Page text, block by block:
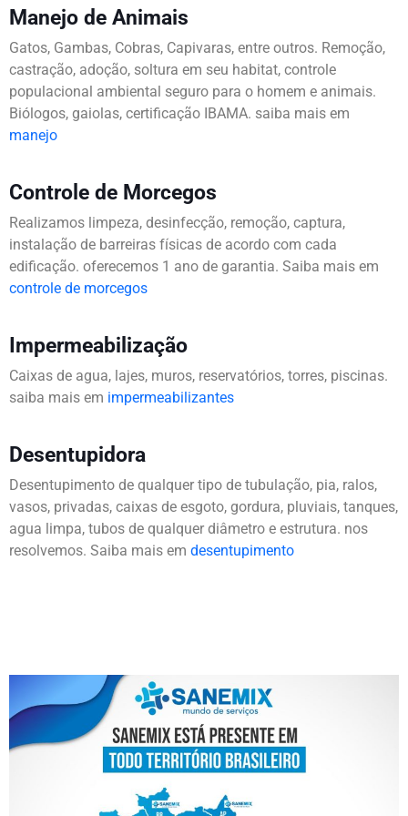
Manejo de Animais
Gatos, Gambas, Cobras, Capivaras, entre outros. Remoção,
castração, adoção, soltura em seu habitat, controle
populacional ambiental seguro para o homem e animais.
Biólogos, gaiolas, certificação IBAMA. saiba mais em
manejo
Controle de Morcegos
Realizamos limpeza, desinfecção, remoção, captura,
instalação de barreiras físicas de acordo com cada
edificação. oferecemos 1 ano de garantia. Saiba mais em
controle de morcegos
Impermeabilização
Caixas de agua, lajes, muros, reservatórios, torres, piscinas.
saiba mais em impermeabilizantes
Desentupidora
Desentupimento de qualquer tipo de tubulação, pia, ralos,
vasos, privadas, caixas de esgoto, gordura, pluviais, tanques,
agua limpa, tubos de qualquer diâmetro e estrutura. nos
resolvemos. Saiba mais em desentupimento